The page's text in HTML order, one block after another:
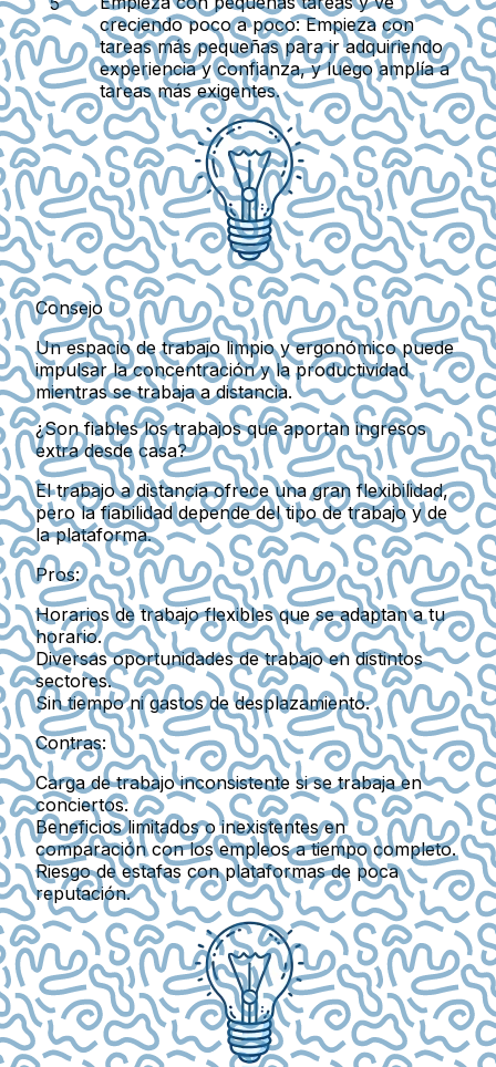
creciendo poco a poco:Empieza con
tareas más pequeñas para ir adquiriendo
experiencia y confianza, y luego amplía a
tareas más exigentes.
Consejo
Un espacio de trabajo limpio y ergonómico puede
impulsar la concentración y la productividad
mientras se trabaja a distancia.
¿Son fiables los trabajos que aportan ingresos
extra desde casa?
El trabajo a distancia ofrece una gran flexibilidad,
pero la fiabilidad depende del tipo de trabajo y de
la plataforma.
Pros:
Horarios de trabajo flexibles que se adaptan a tu
horario.
Diversas oportunidades de trabajo en distintos
sectores.
Sin tiempo ni gastos de desplazamiento.
Contras:
Carga de trabajo inconsistente si se trabaja en
conciertos.
Beneficios limitados o inexistentes en
comparación con los empleos a tiempo completo.
Riesgo de estafas con plataformas de poca
reputación.